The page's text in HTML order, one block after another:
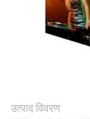
साइटमैप
उत्पाद विवरण